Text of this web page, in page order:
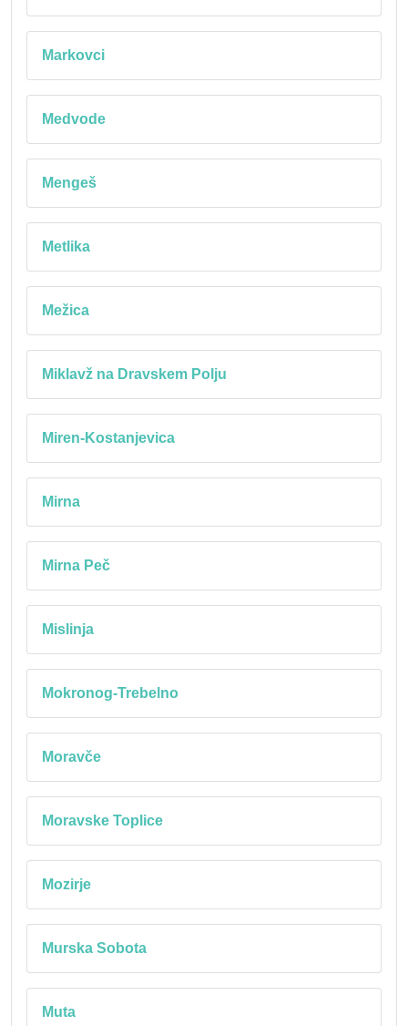
Markovci
Medvode
Mengeš
Metlika
Mežica
Miklavž na Dravskem Polju
Miren-Kostanjevica
Mirna
Mirna Peč
Mislinja
Mokronog-Trebelno
Moravče
Moravske Toplice
Mozirje
Murska Sobota
Muta